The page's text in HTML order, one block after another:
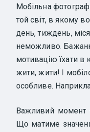
Мобільна
той світ, в якому
день, тиждень,
неможливо.
мотивацію їхати в
жити, жити! І
особливе.
Важливий момент
Що матиме